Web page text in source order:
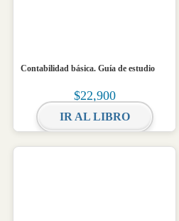
Contabilidad básica. Guía de estudio
$22,900
IR AL LIBRO